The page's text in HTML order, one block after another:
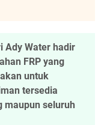
Ady Water hadir
FRP yang
untuk
tersedia
maupun seluruh